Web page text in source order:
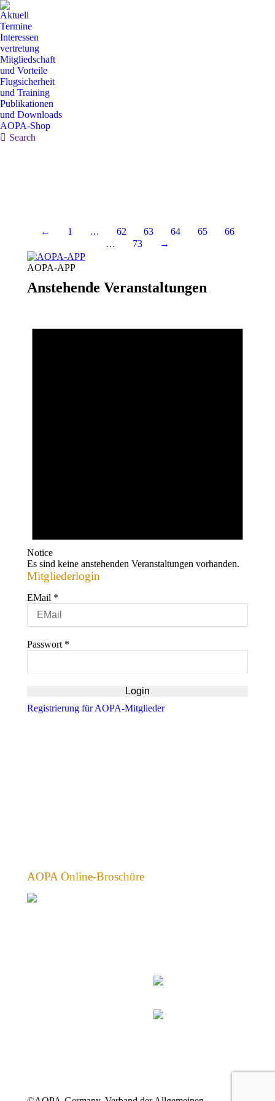
Aktuell
Termine
Interessen
vertretung
Mitgliedschaft
und Vorteile
Flugsicherheit
und Training
Publikationen
und Downloads
AOPA-Shop
Search:
Search
← 1 … 62 63 64 65
66
…
73 →
AOPA-APP
Anstehende Veranstaltungen
Notice
Es sind keine anstehenden Veranstaltungen vorhanden.
Mitgliederlogin
EMail *
Passwort *
Registrierung für AOPA-Mitglieder
AOPA Online-Broschüre